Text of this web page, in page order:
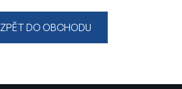
ZPĚT DO OBCHODU